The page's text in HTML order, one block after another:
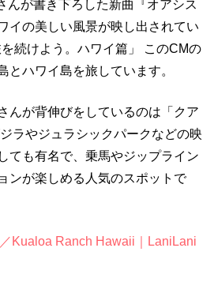
んが書き下ろした新曲『オアシス
イの美しい風景が映し出されてい
続けよう。ハワイ篇」 このCMの
とハワイ島を旅しています。
んが背伸びをしているのは「クア
ラやジュラシックパークなどの映
ても有名で、乗馬やジップライン
ンが楽しめる人気のスポットで
Kualoa Ranch Hawaii｜LaniLani